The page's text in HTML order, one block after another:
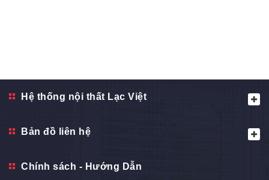
Hệ thống nội thất Lạc Việt
Bản đồ liên hệ
Chính sách - Hướng Dẫn